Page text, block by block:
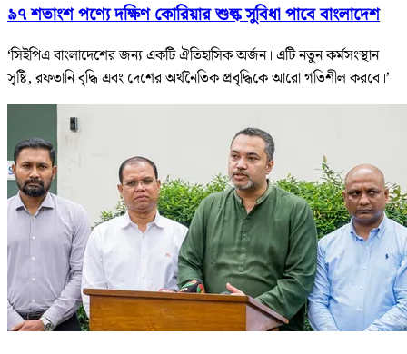
৯৭ শতাংশ পণ্যে দক্ষিণ কোরিয়ার শুল্ক সুবিধা পাবে বাংলাদেশ
‘সিইপিএ বাংলাদেশের জন্য একটি ঐতিহাসিক অর্জন। এটি নতুন কর্মসংস্থান
সৃষ্টি, রফতানি বৃদ্ধি এবং দেশের অর্থনৈতিক প্রবৃদ্ধিকে আরো গতিশীল করবে।’